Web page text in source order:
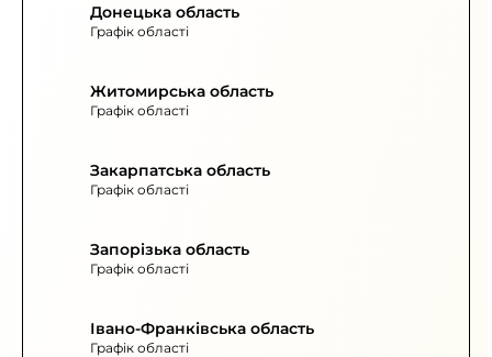
Донецька область
Графік області
Житомирська область
Графік області
Закарпатська область
Графік області
Запорізька область
Графік області
Івано-Франківська область
Графік області